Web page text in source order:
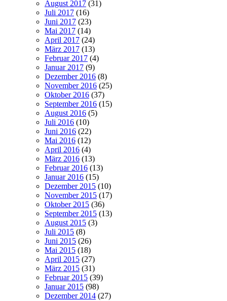
August 2017 (31)
Juli 2017 (16)
Juni 2017 (23)
Mai 2017 (14)
April 2017 (24)
März 2017 (13)
Februar 2017 (4)
Januar 2017 (9)
Dezember 2016 (8)
November 2016 (25)
Oktober 2016 (37)
September 2016 (15)
August 2016 (5)
Juli 2016 (10)
Juni 2016 (22)
Mai 2016 (12)
April 2016 (4)
März 2016 (13)
Februar 2016 (13)
Januar 2016 (15)
Dezember 2015 (10)
November 2015 (17)
Oktober 2015 (36)
September 2015 (13)
August 2015 (3)
Juli 2015 (8)
Juni 2015 (26)
Mai 2015 (18)
April 2015 (27)
März 2015 (31)
Februar 2015 (39)
Januar 2015 (98)
Dezember 2014 (27)